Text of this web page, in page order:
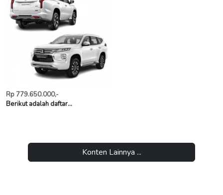
Rp 779.650.000,-
Berikut adalah daftar...
Konten Lainnya ...